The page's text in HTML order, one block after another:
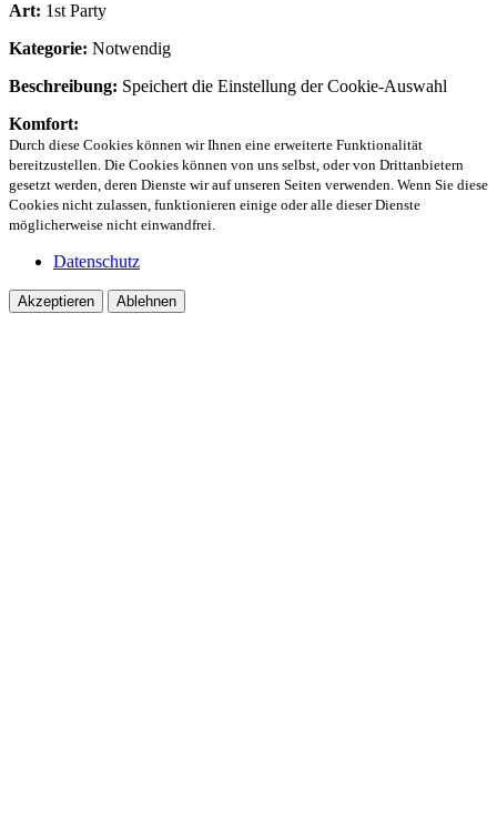
Art: 1st Party
Kategorie: Notwendig
Beschreibung: Speichert die Einstellung der Cookie-Auswahl
Komfort:
Durch diese Cookies können wir Ihnen eine erweiterte Funktionalität
bereitzustellen. Die Cookies können von uns selbst, oder von Drittanbietern
gesetzt werden, deren Dienste wir auf unseren Seiten verwenden. Wenn Sie diese
Cookies nicht zulassen, funktionieren einige oder alle dieser Dienste
möglicherweise nicht einwandfrei.
Datenschutz
Akzeptieren Ablehnen